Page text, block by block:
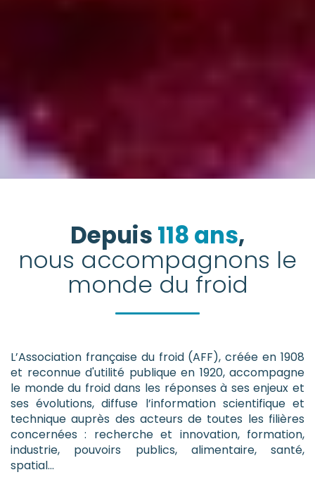
Depuis 118 ans,
nous accompagnons le
monde du froid
L’Association française du froid (AFF), créée en 1908
et reconnue d'utilité publique en 1920, accompagne
le monde du froid dans les réponses à ses enjeux et
ses évolutions, diffuse l’information scientifique et
technique auprès des acteurs de toutes les filières
concernées : recherche et innovation, formation,
industrie, pouvoirs publics, alimentaire, santé,
spatial…